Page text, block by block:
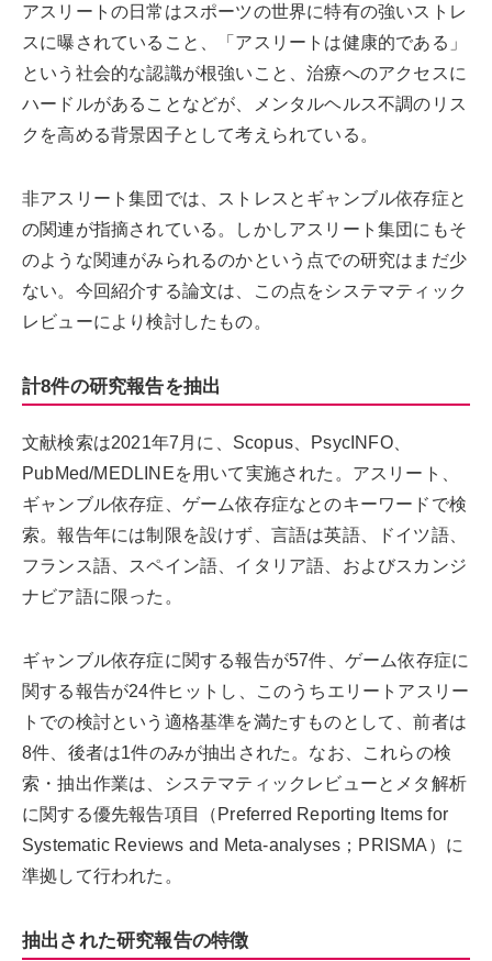
アスリートの日常はスポーツの世界に特有の強いストレ
スに曝されていること、「アスリートは健康的である」
という社会的な認識が根強いこと、治療へのアクセスに
ハードルがあることなどが、メンタルヘルス不調のリス
クを高める背景因子として考えられている。
非アスリート集団では、ストレスとギャンブル依存症と
の関連が指摘されている。しかしアスリート集団にもそ
のような関連がみられるのかという点での研究はまだ少
ない。今回紹介する論文は、この点をシステマティック
レビューにより検討したもの。
計8件の研究報告を抽出
文献検索は2021年7月に、Scopus、PsycINFO、
PubMed/MEDLINEを用いて実施された。アスリート、
ギャンブル依存症、ゲーム依存症なとのキーワードで検
索。報告年には制限を設けず、言語は英語、ドイツ語、
フランス語、スペイン語、イタリア語、およびスカンジ
ナビア語に限った。
ギャンブル依存症に関する報告が57件、ゲーム依存症に
関する報告が24件ヒットし、このうちエリートアスリー
トでの検討という適格基準を満たすものとして、前者は
8件、後者は1件のみが抽出された。なお、これらの検
索・抽出作業は、システマティックレビューとメタ解析
に関する優先報告項目（Preferred Reporting Items for
Systematic Reviews and Meta-analyses；PRISMA）に
準拠して行われた。
抽出された研究報告の特徴